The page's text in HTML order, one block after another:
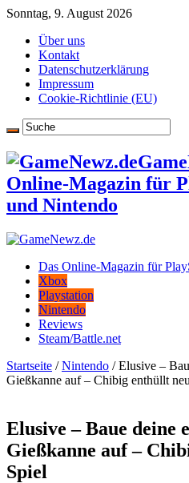
Sonntag, 9. August 2026
Über uns
Kontakt
Datenschutzerklärung
Impressum
Cookie-Richtlinie (EU)
Online-Magazin für
und Nintendo
Das Online-Magazin für
Xbox
Playstation
Nintendo
Reviews
Steam/Battle.net
Startseite / Nintendo / Elusive –
Gießkanne auf – Chibig enthüllt
Elusive – Baue deine
Gießkanne auf –
Spiel